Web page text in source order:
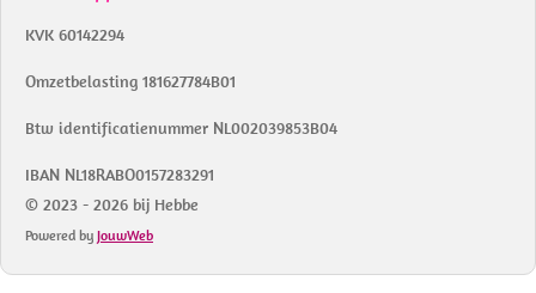
KVK 60142294
Omzetbelasting 181627784B01
Btw identificatienummer NL002039853B04
IBAN NL18RABO0157283291
© 2023 - 2026 bij Hebbe
Powered by JouwWeb